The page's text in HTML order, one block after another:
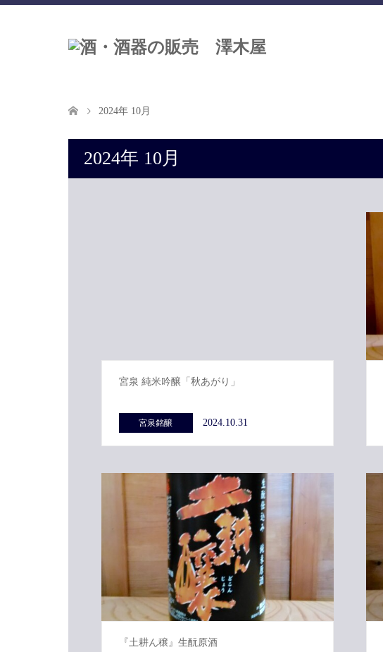
2024年 10月
2024年 10月
宮泉 純米吟醸「秋あがり」
宮泉銘醸 2024.10.31
『土耕ん穣』生酛原酒